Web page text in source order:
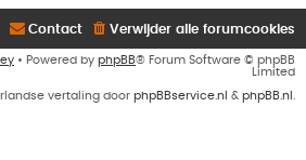
Verwijder alle forumcookies
Contact
• Powered by phpBB® Forum Software © phpBB
Limited
vertaling door phpBBservice.nl & phpBB.nl